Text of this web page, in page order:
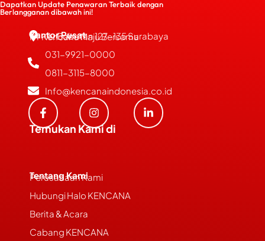
Dapatkan Update Penawaran Terbaik dengan
Berlangganan dibawah ini!
Kantor Pusat
PT Kencana Maju Bersama
JL. Bubutan 127-135 Surabaya
031-9921-0000
0811-3115-8000
Info@kencanaindonesia.co.id
Temukan Kami di
Tentang Kami
Perusahaan Kami
Hubungi Halo KENCANA
Berita & Acara
Cabang KENCANA